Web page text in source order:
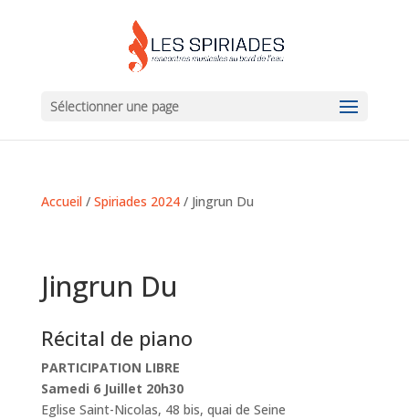
Sélectionner une page
Accueil/ Spiriades 2024/ Jingrun Du
Jingrun Du
Récital de piano
PARTICIPATION LIBRE
Samedi 6 Juillet 20h30
Eglise Saint-Nicolas, 48 bis, quai de Seine